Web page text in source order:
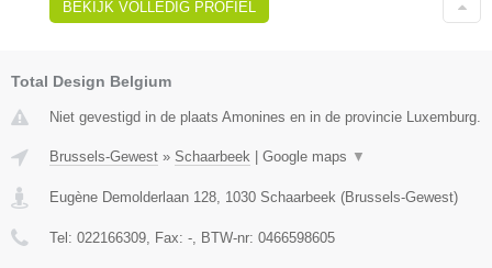
BEKIJK VOLLEDIG PROFIEL
Total Design Belgium
Niet gevestigd in de plaats Amonines en in de provincie Luxemburg.
Brussels-Gewest » Schaarbeek Google maps ▼
Eugène Demolderlaan 128 1030 Schaarbeek (Brussels-Gewest)
Tel: 022166309 , Fax: - , BTW-nr: 0466598605